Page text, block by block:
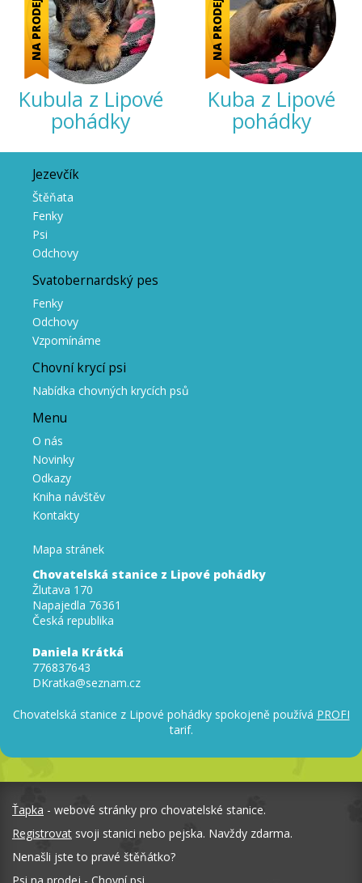
NA PRODEJ
Kubula z Lipové
pohádky
NA PRODEJ
Kuba z Lipové
pohádky
Jezevčík
Štěňata
Fenky
Psi
Odchovy
Svatobernardský pes
Fenky
Odchovy
Vzpomínáme
Chovní krycí psi
Nabídka chovných krycích psů
Menu
O nás
Novinky
Odkazy
Kniha návštěv
Kontakty
Mapa stránek
Chovatelská stanice z Lipové pohádky
Žlutava 170
Napajedla 76361
Česká republika
Daniela Krátká
776837643
DKratka@seznam.cz
Chovatelská stanice z Lipové pohádky spokojeně používá PROFI
tarif.
Ťapka - webové stránky pro chovatelské stanice.
Registrovat svoji stanici nebo pejska. Navždy zdarma.
Nenašli jste to pravé štěňátko?